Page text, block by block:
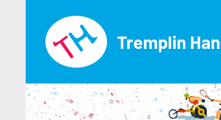
contenu
Tremplin